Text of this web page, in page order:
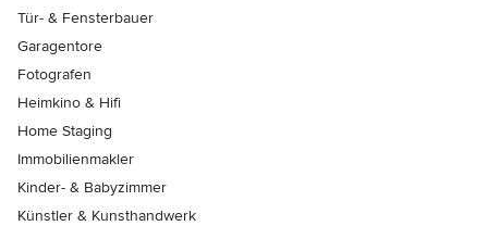
Tür- & Fensterbauer
Garagentore
Fotografen
Heimkino & Hifi
Home Staging
Immobilienmakler
Kinder- & Babyzimmer
Künstler & Kunsthandwerk